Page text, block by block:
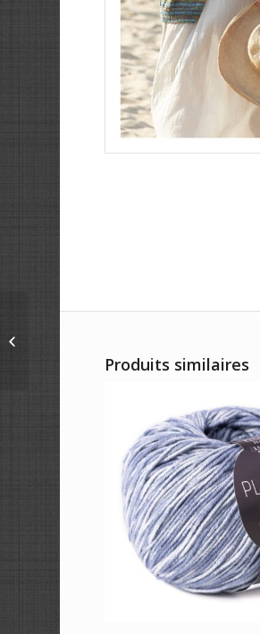
Produits similaires